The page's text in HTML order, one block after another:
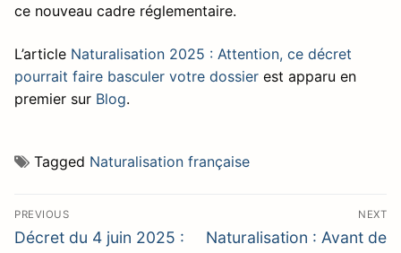
ce nouveau cadre réglementaire.
L’article Naturalisation 2025 : Attention, ce décret
pourrait faire basculer votre dossier est apparu en
premier sur Blog.
Tagged Naturalisation française
Navigation
de
PREVIOUS
Previous
Décret du 4 juin 2025 :
NEXT
Next
Naturalisation : Avant de